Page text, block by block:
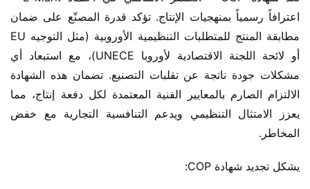
المخاطر.
يشكل تجديد شهادة COP: